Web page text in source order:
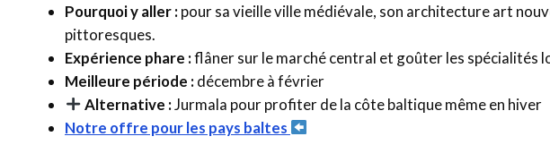
Pourquoi y aller :pour sa vieille ville médiévale, son architecture art
pittoresques.
Expérience phare :flâner sur le marché central et goûter les spécialités
Meilleure période :décembre à février
Alternative :Jurmala pour profiter de la côte baltique même en hiver
Notre offre pour les pays baltes